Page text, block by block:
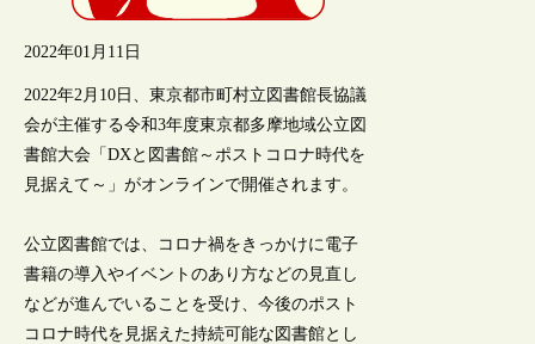
2022年01月11日
2022年2月10日、東京都市町村立図書館長協議
会が主催する令和3年度東京都多摩地域公立図
書館大会「DXと図書館～ポストコロナ時代を
見据えて～」がオンラインで開催されます。
公立図書館では、コロナ禍をきっかけに電子
書籍の導入やイベントのあり方などの見直し
などが進んでいることを受け、今後のポスト
コロナ時代を見据えた持続可能な図書館とし